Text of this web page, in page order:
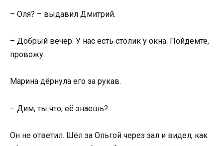
– Оля? – выдавил Дмитрий.
– Добрый вечер. У нас есть столик у окна. Пойдёмте,
провожу.
Марина дёрнула его за рукав.
– Дим, ты что, её знаешь?
Он не ответил. Шёл за Ольгой через зал и видел, как